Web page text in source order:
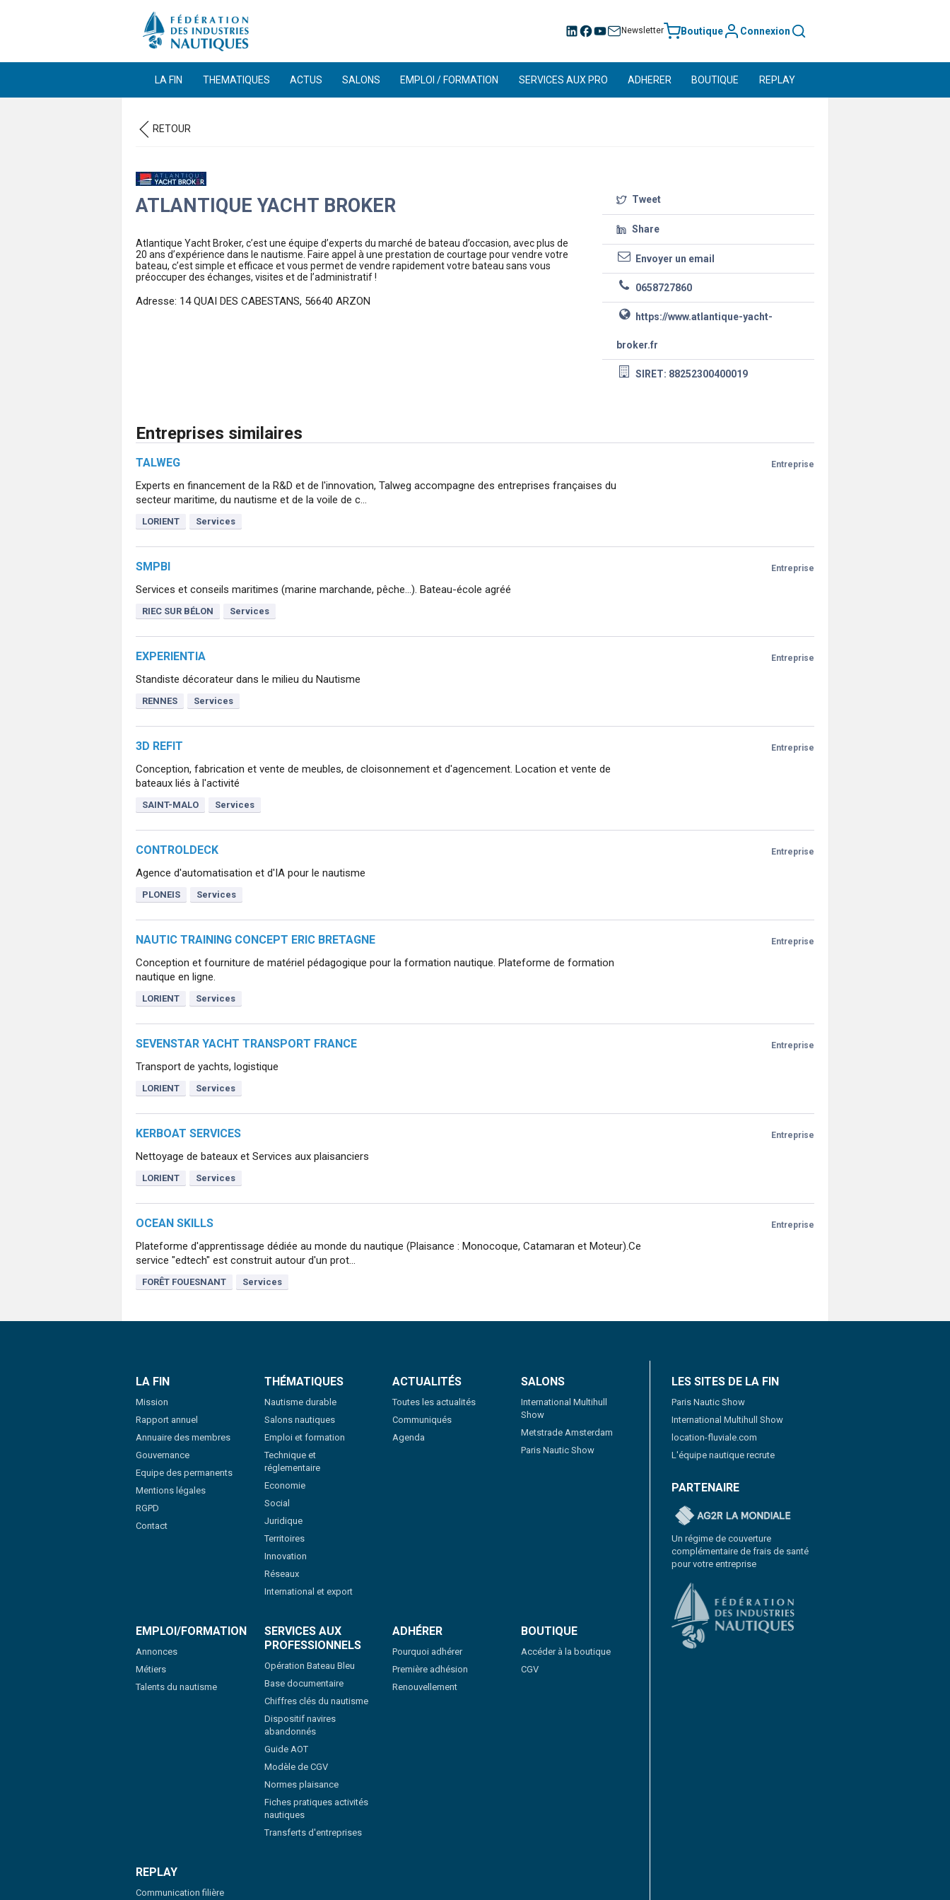
Newsletter Boutique Connexion
LA FIN THEMATIQUES ACTUS SALONS EMPLOI / FORMATION SERVICES AUX PRO ADHERER BOUTIQUE REPLAY
RETOUR
ATLANTIQUE YACHT BROKER
Atlantique Yacht Broker, c’est une équipe d’experts du marché de bateau d’occasion, avec plus de
20 ans d’expérience dans le nautisme. Faire appel à une prestation de courtage pour vendre votre
bateau, c’est simple et efficace et vous permet de vendre rapidement votre bateau sans vous
préoccuper des échanges, visites et de l’administratif !
Adresse: 14 QUAI DES CABESTANS, 56640 ARZON
Tweet
Share
Envoyer un email
0658727860
https://www.atlantique-yacht-
broker.fr
SIRET: 88252300400019
Entreprises similaires
Entreprise
TALWEG
Experts en financement de la R&D et de l'innovation, Talweg accompagne des entreprises françaises du
secteur maritime, du nautisme et de la voile de c...
LORIENT Services
Entreprise
SMPBI
Services et conseils maritimes (marine marchande, pêche...). Bateau-école agréé
RIEC SUR BÉLON Services
Entreprise
EXPERIENTIA
Standiste décorateur dans le milieu du Nautisme
RENNES Services
Entreprise
3D REFIT
Conception, fabrication et vente de meubles, de cloisonnement et d'agencement. Location et vente de
bateaux liés à l'activité
SAINT-MALO Services
Entreprise
CONTROLDECK
Agence d'automatisation et d'IA pour le nautisme
PLONEIS Services
Entreprise
NAUTIC TRAINING CONCEPT ERIC BRETAGNE
Conception et fourniture de matériel pédagogique pour la formation nautique. Plateforme de formation
nautique en ligne.
LORIENT Services
Entreprise
SEVENSTAR YACHT TRANSPORT FRANCE
Transport de yachts, logistique
LORIENT Services
Entreprise
KERBOAT SERVICES
Nettoyage de bateaux et Services aux plaisanciers
LORIENT Services
Entreprise
OCEAN SKILLS
Plateforme d'apprentissage dédiée au monde du nautique (Plaisance : Monocoque, Catamaran et Moteur).Ce
service "edtech" est construit autour d'un prot...
FORÊT FOUESNANT Services
LA FIN
Mission
Rapport annuel
Annuaire des membres
Gouvernance
Equipe des permanents
Mentions légales
RGPD
Contact
THÉMATIQUES
Nautisme durable
Salons nautiques
Emploi et formation
Technique et
réglementaire
Economie
Social
Juridique
Territoires
Innovation
Réseaux
International et export
ACTUALITÉS
Toutes les actualités
Communiqués
Agenda
SALONS
International Multihull
Show
Metstrade Amsterdam
Paris Nautic Show
EMPLOI/FORMATION
Annonces
Métiers
Talents du nautisme
SERVICES AUX
PROFESSIONNELS
Opération Bateau Bleu
Base documentaire
Chiffres clés du nautisme
Dispositif navires
abandonnés
Guide AOT
Modèle de CGV
Normes plaisance
Fiches pratiques activités
nautiques
Transferts d'entreprises
ADHÉRER
Pourquoi adhérer
Première adhésion
Renouvellement
BOUTIQUE
Accéder à la boutique
CGV
REPLAY
Communication filière
LES SITES DE LA FIN
Paris Nautic Show
International Multihull Show
location-fluviale.com
L'équipe nautique recrute
PARTENAIRE
Un régime de couverture
complémentaire de frais de santé
pour votre entreprise